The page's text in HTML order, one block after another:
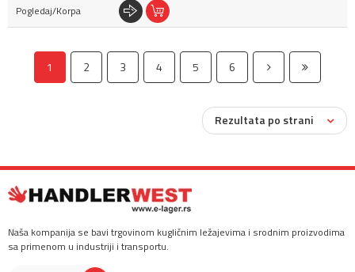
1 2 3 4 5 6
Rezultata po strani
Naša kompanija se bavi trgovinom kugličnim ležajevima i srodnim proizvodima
sa primenom u industriji i transportu.